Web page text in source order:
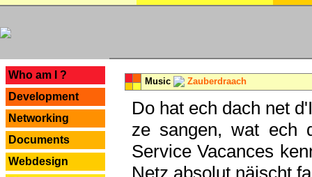
Who am I ?
Development
Networking
Documents
Webdesign
Music Zauberdraach
Do hat ech dach net
ze sangen, wat ech
Service Vacances
Netz absolut näischt